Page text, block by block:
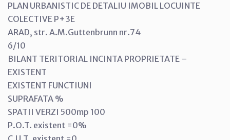
PLAN URBANISTIC DE DETALIU IMOBIL LOCUINTE
COLECTIVE P+3E
ARAD, str. A.M.Guttenbrunn nr.74
6/10
BILANT TERITORIAL INCINTA PROPRIETATE –
EXISTENT
EXISTENT FUNCTIUNI
SUPRAFATA %
SPATII VERZI 500mp 100
P.O.T. existent =0%